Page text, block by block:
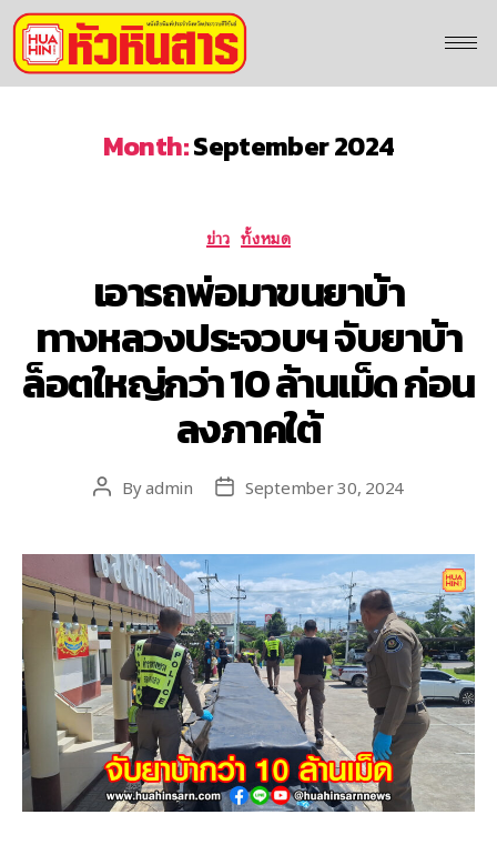
Month:September 2024
ข่าว ทั้งหมด
เอารถพ่อมาขนยาบ้า
ทางหลวงประจวบฯ จับยาบ้า
ล็อตใหญ่กว่า 10 ล้านเม็ด ก่อน
ลงภาคใต้
Byadmin September 30, 2024